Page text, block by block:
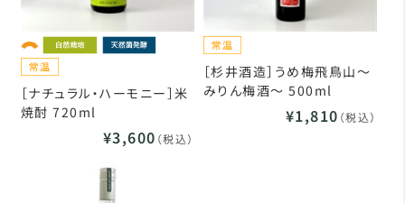
［ナチュラル・ハーモニー］米
焼酎 720ml
¥3,600 （税込）
［杉井酒造］うめ梅飛鳥山～
みりん梅酒～ 500ml
¥1,810 （税込）